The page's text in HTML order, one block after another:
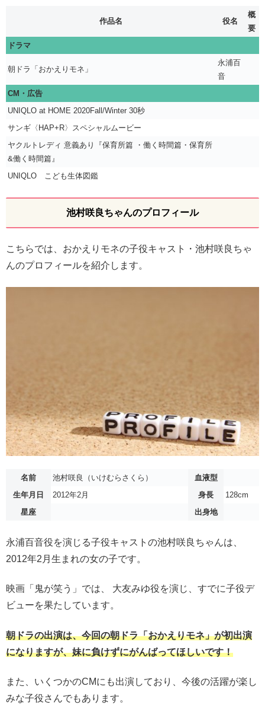
作品名 役名
概
要
ドラマ
朝ドラ「おかえりモネ」
永浦百
音
CM・広告
UNIQLO at HOME 2020Fall/Winter 30秒
サンギ〈HAP+R〉スペシャルムービー
ヤクルトレディ 意義あり『保育所篇 ・働く時間篇・保育所
&働く時間篇』
UNIQLO こども生体図鑑
池村咲良ちゃんのプロフィール
こちらでは、おかえりモネの子役キャスト・池村咲良ちゃ
んのプロフィールを紹介します。
名前 池村咲良（いけむらさくら）
血液型
生年月日
2012年2月 身長
128cm
星座
出身地
永浦百音役を演じる子役キャストの池村咲良ちゃんは、
2012年2月生まれの女の子です。
映画「鬼が笑う」では、 大友みゆ役を演じ、すでに子役デ
ビューを果たしています。
朝ドラの出演は、今回の朝ドラ「おかえりモネ」が初出演
になりますが、妹に負けずにがんばってほしいです！
また、いくつかのCMにも出演しており、今後の活躍が楽し
みな子役さんでもあります。